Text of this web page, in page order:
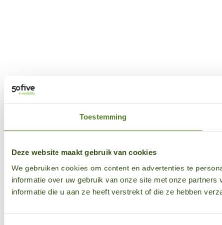
Toestemming
Deze website maakt gebruik van cookies
We gebruiken cookies om content en advertenties te
informatie over uw gebruik van onze site met onze
informatie die u aan ze heeft verstrekt of die ze hebben